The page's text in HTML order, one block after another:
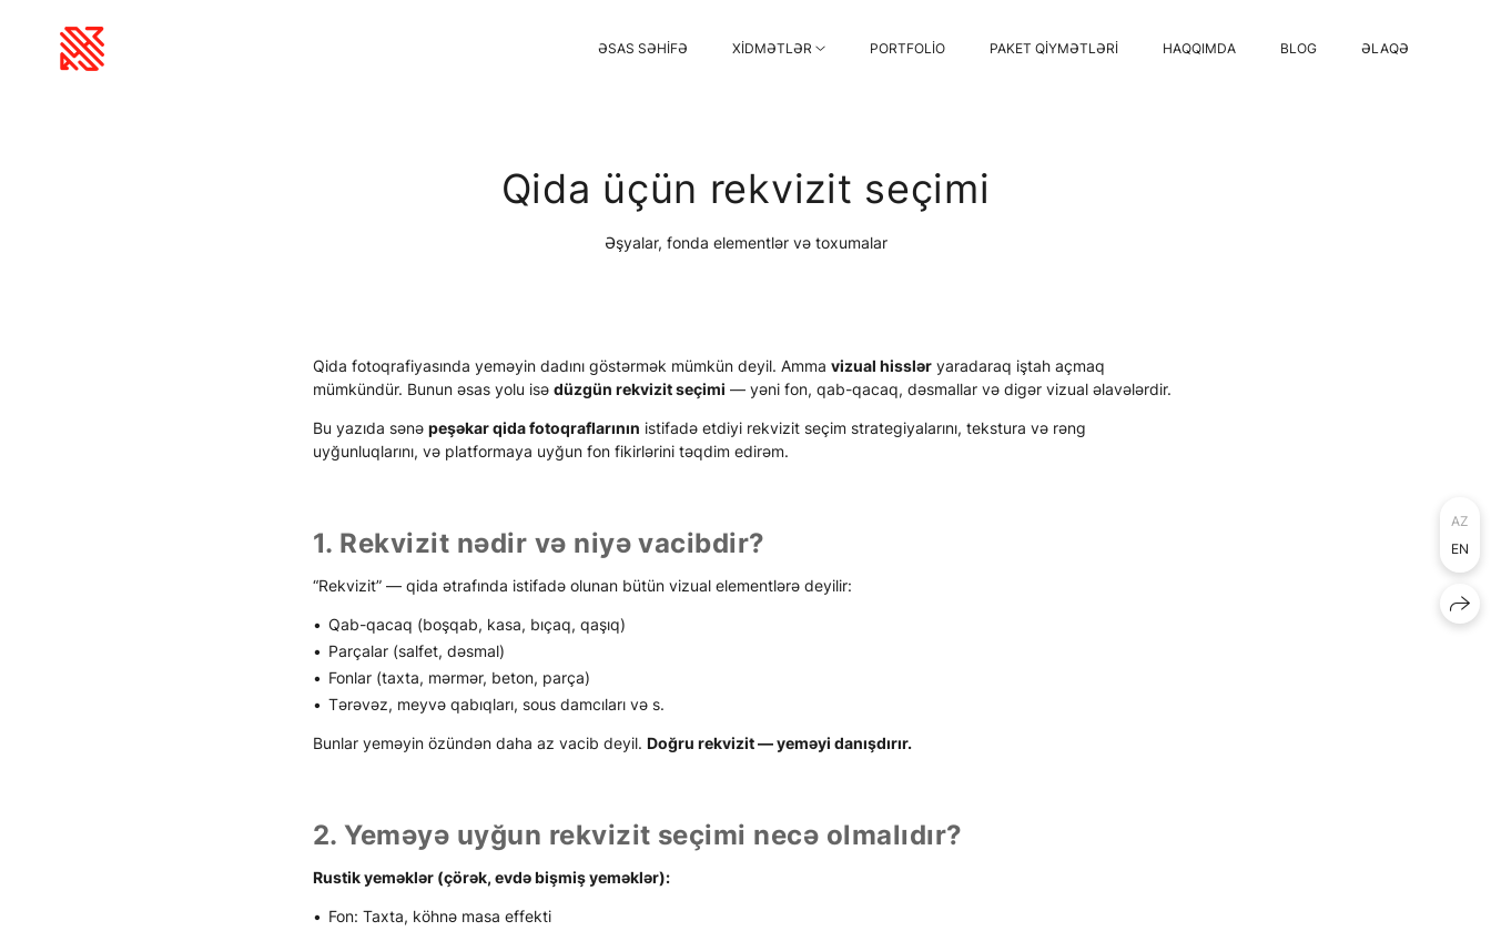
ƏSAS SƏHIFƏ XIDMƏTLƏR PORTFOLIO PAKET QIYMƏTLƏRI HAQQIMDA BLOG ƏLAQƏ
Qida üçün rekvizit seçimi
Əşyalar, fonda elementlər və toxumalar
Qida fotoqrafiyasında yeməyin dadını göstərmək mümkün deyil. Amma vizual hisslər yaradaraq iştah açmaq
mümkündür. Bunun əsas yolu isə düzgün rekvizit seçimi — yəni fon, qab-qacaq, dəsmallar və digər vizual əlavələrdir.
Bu yazıda sənə peşəkar qida fotoqraflarının istifadə etdiyi rekvizit seçim strategiyalarını, tekstura və rəng
uyğunluqlarını, və platformaya uyğun fon fikirlərini təqdim edirəm.
1. Rekvizit nədir və niyə vacibdir?
“Rekvizit” — qida ətrafında istifadə olunan bütün vizual elementlərə deyilir:
Qab-qacaq (boşqab, kasa, bıçaq, qaşıq)
Parçalar (salfet, dəsmal)
Fonlar (taxta, mərmər, beton, parça)
Tərəvəz, meyvə qabıqları, sous damcıları və s.
Bunlar yeməyin özündən daha az vacib deyil. Doğru rekvizit — yeməyi danışdırır.
2. Yeməyə uyğun rekvizit seçimi necə olmalıdır?
Rustik yeməklər (çörək, evdə bişmiş yeməklər):
Fon: Taxta, köhnə masa effekti
AZ
EN